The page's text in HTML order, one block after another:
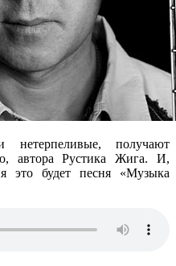
получают
автора Рустика Жига. И,
это будет песня «Музыка